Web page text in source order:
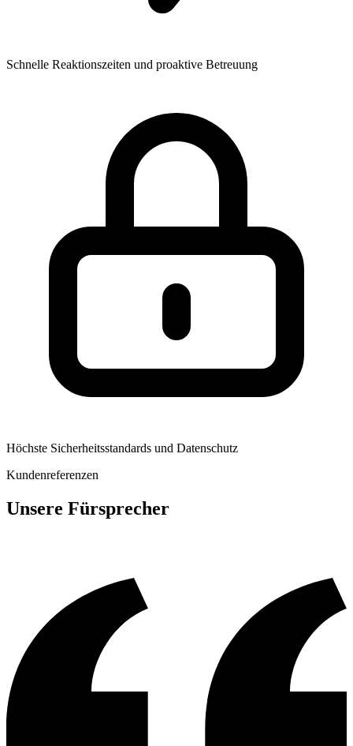
Schnelle Reaktionszeiten und proaktive Betreuung
Höchste Sicherheitsstandards und Datenschutz
Kundenreferenzen
Unsere Fürsprecher